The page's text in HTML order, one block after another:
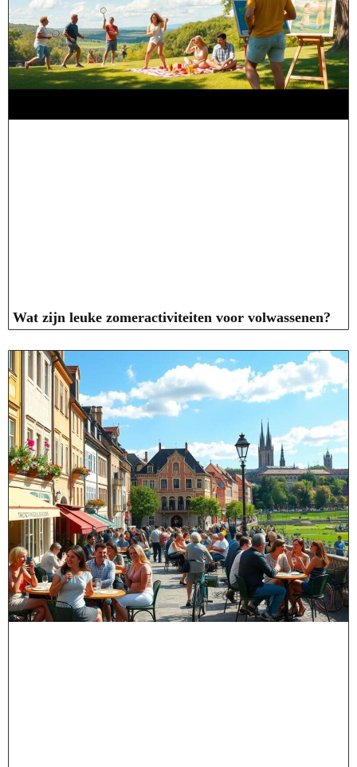
Wat zijn leuke zomeractiviteiten voor volwassenen?